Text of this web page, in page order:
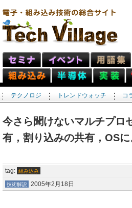
テクノロジ トレンドウォッチ コ
今さら聞けないマルチプ
有，割り込みの共有，OS
tag: 組み込み
技術解説 2005年2月18日